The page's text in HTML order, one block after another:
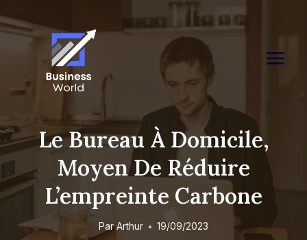
to
Le Bureau À Domicile,
Moyen De Réduire
L’empreinte Carbone
Par Arthur 19/09/2023